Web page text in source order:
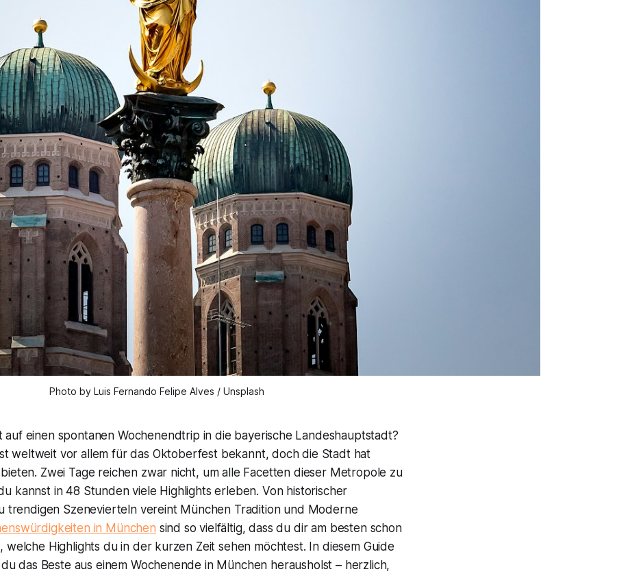
Photo by Luis Fernando Felipe Alves / Unsplash
auf einen spontanen Wochenendtrip in die bayerische Landeshauptstadt?
weltweit vor allem für das Oktoberfest bekannt, doch die Stadt hat
Zwei Tage reichen zwar nicht, um alle Facetten dieser Metropole zu
kannst in 48 Stunden viele Highlights erleben. Von historischer
trendigen Szenevierteln vereint München Tradition und Moderne
in München sind so vielfältig, dass du dir am besten schon
Highlights du in der kurzen Zeit sehen möchtest. In diesem Guide
das Beste aus einem Wochenende in München herausholst – herzlich,